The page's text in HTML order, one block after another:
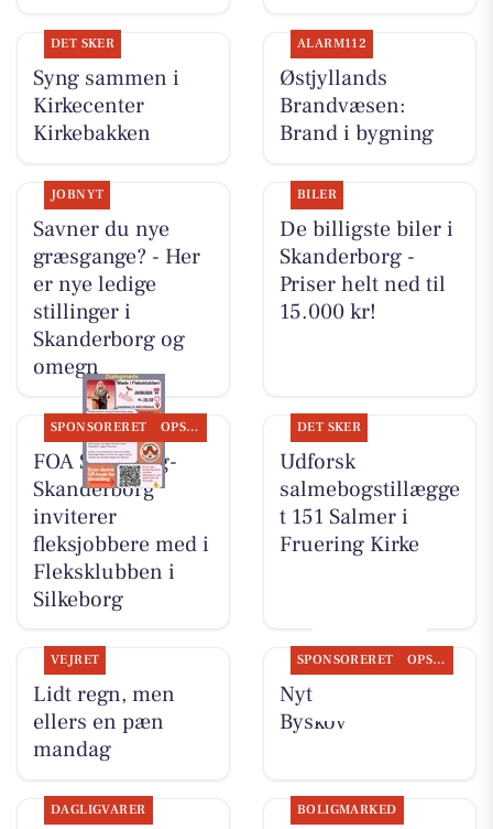
DET SKER
Syng sammen i
Kirkecenter
Kirkebakken
ALARM112
Østjyllands
Brandvæsen:
Brand i bygning
JOBNYT
Savner du nye
græsgange? - Her
er nye ledige
stillinger i
Skanderborg og
omegn
BILER
De billigste biler i
Skanderborg -
Priser helt ned til
15.000 kr!
SPONSORERET OPSLAGSTAVLEN
FOA Silkeborg-
Skanderborg
inviterer
fleksjobbere med i
Fleksklubben i
Silkeborg
DET SKER
Udforsk
salmebogstillægge
t 151 Salmer i
Fruering Kirke
VEJRET
Lidt regn, men
ellers en pæn
mandag
SPONSORERET OPSLAGSTAVLEN
Nyt fra Slagter
Byskov
DAGLIGVARER BOLIGMARKED